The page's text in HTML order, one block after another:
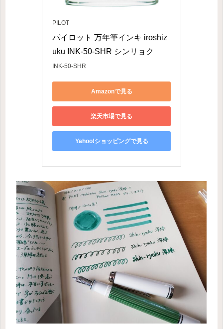
PILOT
パイロット 万年筆インキ iroshiz
uku INK-50-SHR シンリョク
INK-50-SHR
Amazonで見る
楽天市場で見る
Yahoo!ショッピングで見る